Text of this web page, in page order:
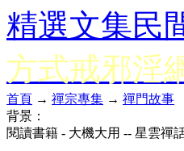
精選文集民
方式戒邪淫
首頁 → 禪宗專集 → 禪門故事
背景：
閱讀書籍 - 大機大用 -- 星雲